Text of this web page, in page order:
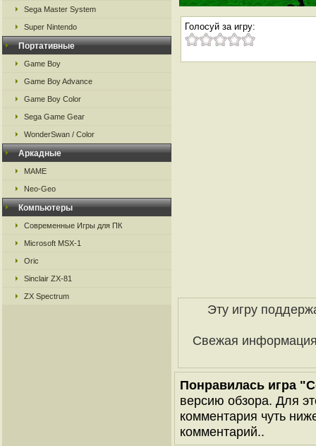
Sega Master System
Super Nintendo
Портативные
Game Boy
Game Boy Advance
Game Boy Color
Sega Game Gear
WonderSwan / Color
Аркадные
MAME
Neo-Geo
Компьютеры
Современные Игры для ПК
Microsoft MSX-1
Oric
Sinclair ZX-81
ZX Spectrum
Голосуй за игру:
Эту игру
Свежая
Понравилась игра
версию обзора. Для
комментария чуть
комментарий..